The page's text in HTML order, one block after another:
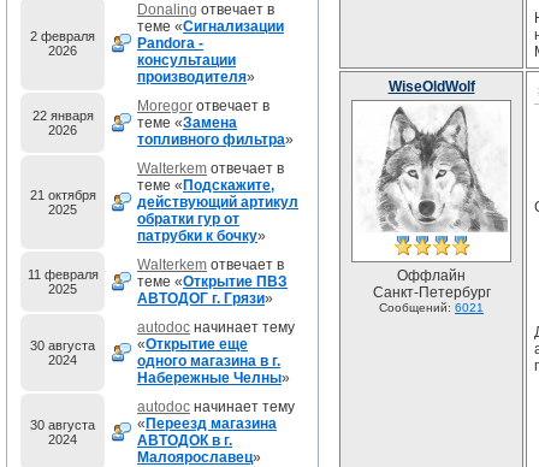
2 февраля
2026
Donaling отвечает в
теме «Сигнализации
Pandora -
консультации
производителя»
22 января
2026
Moregor отвечает в
теме «Замена
топливного фильтра»
21 октября
2025
Walterkem отвечает в
теме « Подскажите,
действующий артикул
обратки гур от
патрубки к бочку»
11 февраля
2025
Walterkem отвечает в
теме «Открытие ПВЗ
АВТОДОГ г. Грязи»
30 августа
2024
autodoc начинает тему
«Открытие еще
одного магазина в г.
Набережные Челны»
30 августа
2024
autodoc начинает тему
« Переезд магазина
АВТОДОК в г.
Малоярославец»
WiseOldWolf
Оффлайн
Санкт-Петербург
Сообщений: 6021